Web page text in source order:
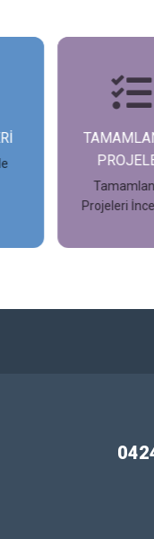
Projeleri
İncele